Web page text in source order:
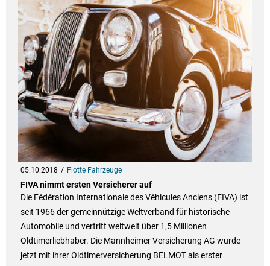
05.10.2018 Flotte Fahrzeuge
FIVA nimmt ersten Versicherer auf
Die Fédération Internationale des Véhicules Anciens (FIVA) ist
seit 1966 der gemeinnützige Weltverband für historische
Automobile und vertritt weltweit über 1,5 Millionen
Oldtimerliebhaber. Die Mannheimer Versicherung AG wurde
jetzt mit ihrer Oldtimerversicherung BELMOT als erster